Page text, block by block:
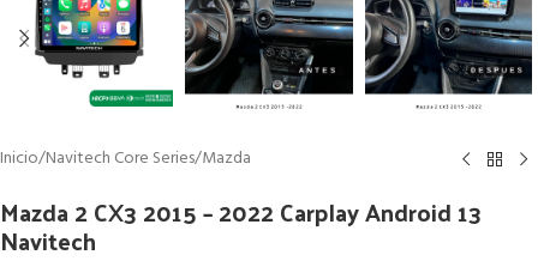
Inicio/Navitech Core Series/Mazda
Mazda 2 CX3 2015 – 2022 Carplay Android 13
Navitech